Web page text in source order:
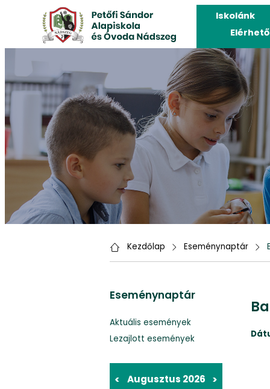
Iskolánk
Kezdőlap Eseménynaptár
Eseménynaptár
Aktuális események
Lezajlott események
< Augusztus 2026 >